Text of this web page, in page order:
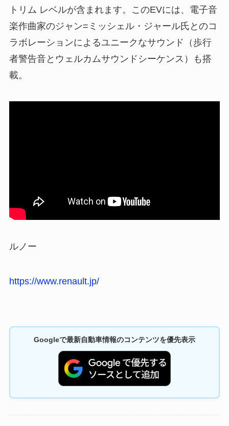
トリム レベルが含まれます。このEVには、電子音
楽作曲家のジャン=ミッシェル・ジャール氏とのコ
ラボレーションによるユニークなサウンド（歩行
者警告音とウェルカムサウンドシーケンス）も搭
載。
ルノー
https://www.renault.jp/
Googleで最新自動車情報のコンテンツを優先表示